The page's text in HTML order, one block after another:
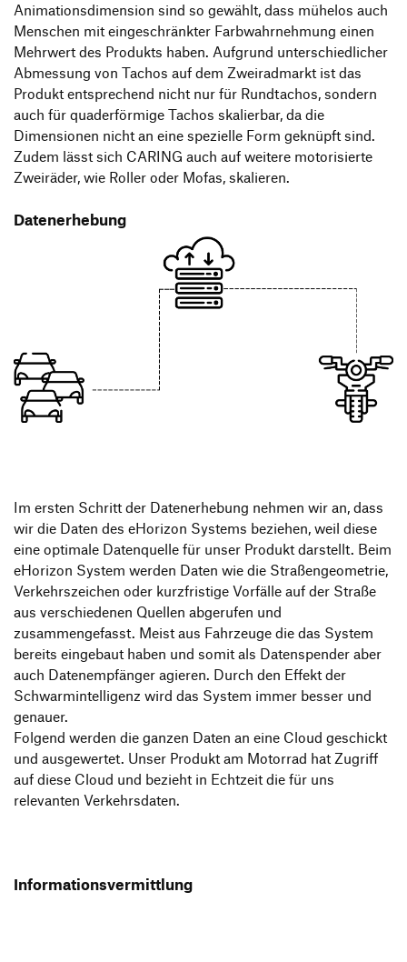
Animationsdimension sind so gewählt, dass mühelos auch
Menschen mit eingeschränkter Farbwahrnehmung einen
Mehrwert des Produkts haben. Aufgrund unterschiedlicher
Abmessung von Tachos auf dem Zweiradmarkt ist das
Produkt entsprechend nicht nur für Rundtachos, sondern
auch für quaderförmige Tachos skalierbar, da die
Dimensionen nicht an eine spezielle Form geknüpft sind.
Zudem lässt sich CARING auch auf weitere motorisierte
Zweiräder, wie Roller oder Mofas, skalieren.
Datenerhebung
Im ersten Schritt der Datenerhebung nehmen wir an, dass
wir die Daten des eHorizon Systems beziehen, weil diese
eine optimale Datenquelle für unser Produkt darstellt. Beim
eHorizon System werden Daten wie die Straßengeometrie,
Verkehrszeichen oder kurzfristige Vorfälle auf der Straße
aus verschiedenen Quellen abgerufen und
zusammengefasst. Meist aus Fahrzeuge die das System
bereits eingebaut haben und somit als Datenspender aber
auch Datenempfänger agieren. Durch den Effekt der
Schwarmintelligenz wird das System immer besser und
genauer.
Folgend werden die ganzen Daten an eine Cloud geschickt
und ausgewertet. Unser Produkt am Motorrad hat Zugriff
auf diese Cloud und bezieht in Echtzeit die für uns
relevanten Verkehrsdaten.
Informationsvermittlung